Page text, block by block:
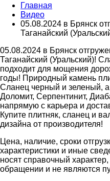
Главная
Видео
05.08.2024 в Брянск
Таганайский
05.08.2024 в Брянск
Таганайский (Уральский)!
подходит для мощения
годы! Природный камень
Сланец черный и зеленый,
Доломит, Серпентинит,
напрямую с карьера и
Купите плитняк, сланец и
дизайна от производителя!
Цена, наличие, сроки
характеристики и иные
носят справочный
обращении и не являются